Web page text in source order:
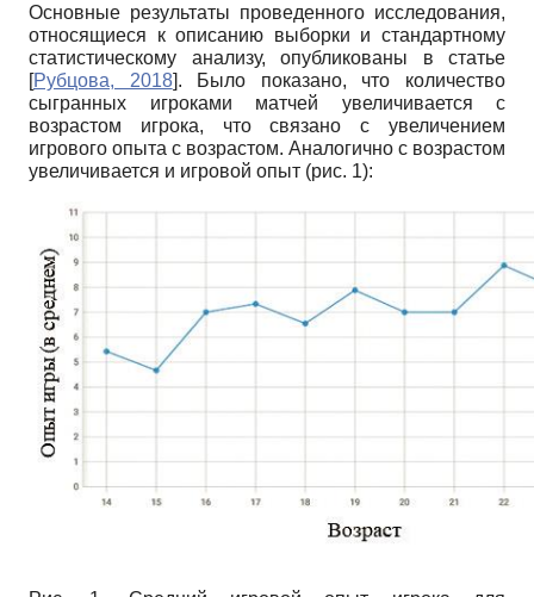
Основные результаты проведенного исследования,
относящиеся к описанию выборки и стандартному
статистическому анализу, опубликованы в статье
[Рубцова, 2018]. Было показано, что количество
сыгранных игроками матчей увеличивается с
возрастом игрока, что связано с увеличением
игрового опыта с возрастом. Аналогично с возрастом
увеличивается и игровой опыт (рис. 1):